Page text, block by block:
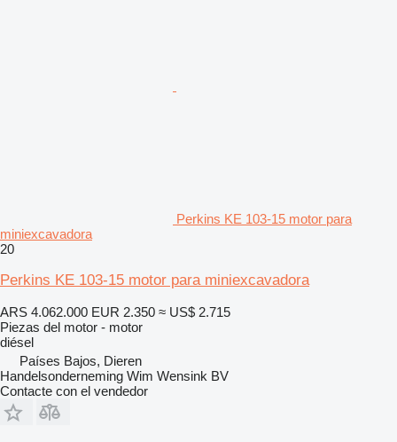
Perkins KE 103-15 motor para
miniexcavadora
20
Perkins KE 103-15 motor para miniexcavadora
ARS 4.062.000 EUR 2.350 ≈ US$ 2.715
Piezas del motor - motor
diésel
Países Bajos, Dieren
Handelsonderneming Wim Wensink BV
Contacte con el vendedor